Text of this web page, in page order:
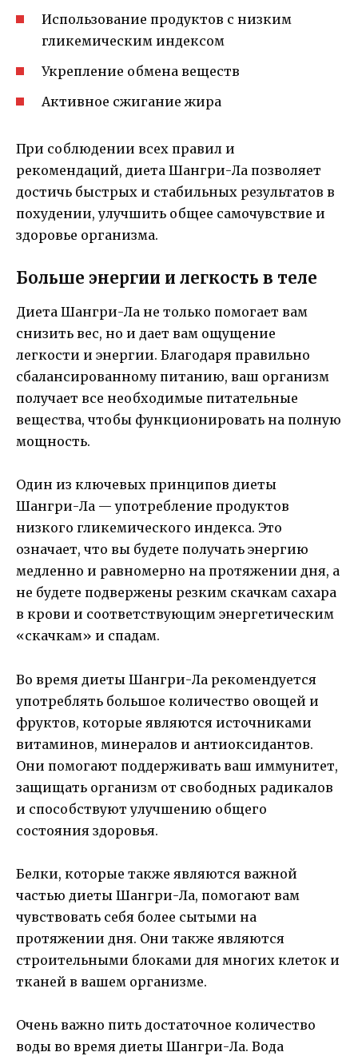
Использование продуктов с низким
гликемическим индексом
Укрепление обмена веществ
Активное сжигание жира
При соблюдении всех правил и
рекомендаций, диета Шангри-Ла позволяет
достичь быстрых и стабильных результатов в
похудении, улучшить общее самочувствие и
здоровье организма.
Больше энергии и легкость в теле
Диета Шангри-Ла не только помогает вам
снизить вес, но и дает вам ощущение
легкости и энергии. Благодаря правильно
сбалансированному питанию, ваш организм
получает все необходимые питательные
вещества, чтобы функционировать на полную
мощность.
Один из ключевых принципов диеты
Шангри-Ла — употребление продуктов
низкого гликемического индекса. Это
означает, что вы будете получать энергию
медленно и равномерно на протяжении дня, а
не будете подвержены резким скачкам сахара
в крови и соответствующим энергетическим
«скачкам» и спадам.
Во время диеты Шангри-Ла рекомендуется
употреблять большое количество овощей и
фруктов, которые являются источниками
витаминов, минералов и антиоксидантов.
Они помогают поддерживать ваш иммунитет,
защищать организм от свободных радикалов
и способствуют улучшению общего
состояния здоровья.
Белки, которые также являются важной
частью диеты Шангри-Ла, помогают вам
чувствовать себя более сытыми на
протяжении дня. Они также являются
строительными блоками для многих клеток и
тканей в вашем организме.
Очень важно пить достаточное количество
воды во время диеты Шангри-Ла. Вода